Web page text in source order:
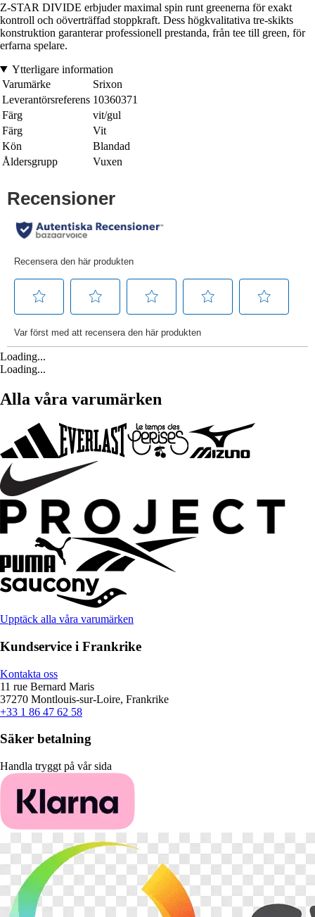
Z-STAR DIVIDE erbjuder maximal spin runt greenerna för exakt
kontroll och oöverträffad stoppkraft. Dess högkvalitativa tre-skikts
konstruktion garanterar professionell prestanda, från tee till green, för
erfarna spelare.
Ytterligare information
Varumärke
Srixon
Leverantörsreferens 10360371
Färg
vit/gul
Färg
Vit
Kön
Blandad
Åldersgrupp
Vuxen
Loading...
Loading...
Alla våra varumärken
Upptäck alla våra varumärken
Kundservice i Frankrike
Kontakta oss
11 rue Bernard Maris
37270 Montlouis-sur-Loire, Frankrike
+33 1 86 47 62 58
Säker betalning
Handla tryggt på vår sida